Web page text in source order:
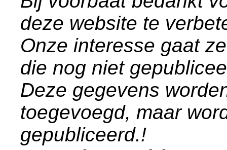
deze website te
Onze interesse gaat
die nog niet
Deze gegevens
toegevoegd, maar
gepubliceerd.!